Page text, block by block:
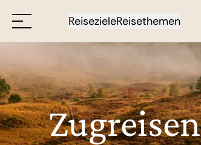
ReisezieleReisethemen
Zugreisen